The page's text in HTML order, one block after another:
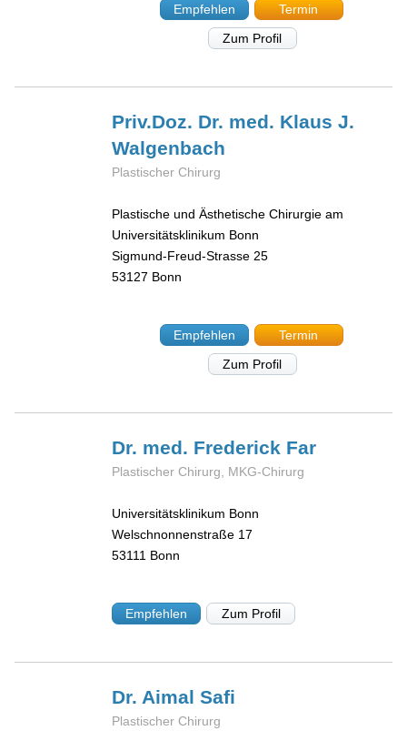
Empfehlen
Termin
Zum Profil
Priv.Doz. Dr. med. Klaus J.
Walgenbach
Plastischer Chirurg
Plastische und Ästhetische Chirurgie am
Universitätsklinikum Bonn
Sigmund-Freud-Strasse 25
53127 Bonn
Empfehlen
Termin
Zum Profil
Dr. med. Frederick Far
Plastischer Chirurg, MKG-Chirurg
Universitätsklinikum Bonn
Welschnonnenstraße 17
53111 Bonn
Empfehlen Zum Profil
Dr. AimalSafi
Plastischer Chirurg